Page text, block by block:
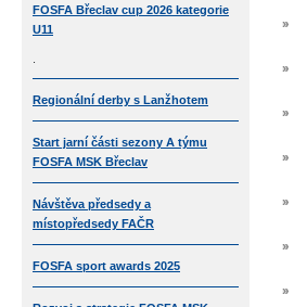
FOSFA Břeclav cup 2026 kategorie
U11
Regionální derby s Lanžhotem
Start jarní části sezony A týmu
FOSFA MSK Břeclav
Návštěva předsedy a
místopředsedy FAČR
FOSFA sport awards 2025